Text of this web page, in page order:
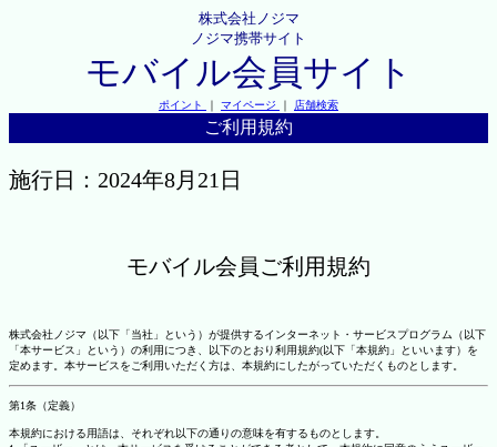
株式会社ノジマ
ノジマ携帯サイト
モバイル会員サイト
ポイント ｜ マイページ ｜ 店舗検索
ご利用規約
施行日：2024年8月21日
モバイル会員ご利用規約
株式会社ノジマ（以下「当社」という）が提供するインターネット・サービスプログラム（以下
「本サービス」という）の利用につき、以下のとおり利用規約(以下「本規約」といいます）を
定めます。本サービスをご利用いただく方は、本規約にしたがっていただくものとします。
第1条（定義）
本規約における用語は、それぞれ以下の通りの意味を有するものとします。